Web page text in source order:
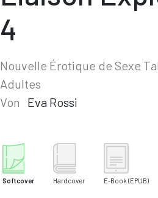
4
Nouvelle Érotique de Sexe
Adultes
Von
Eva Rossi
Softcover Hardcover E-Book (EPUB)